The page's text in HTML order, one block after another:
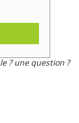
? une question ?